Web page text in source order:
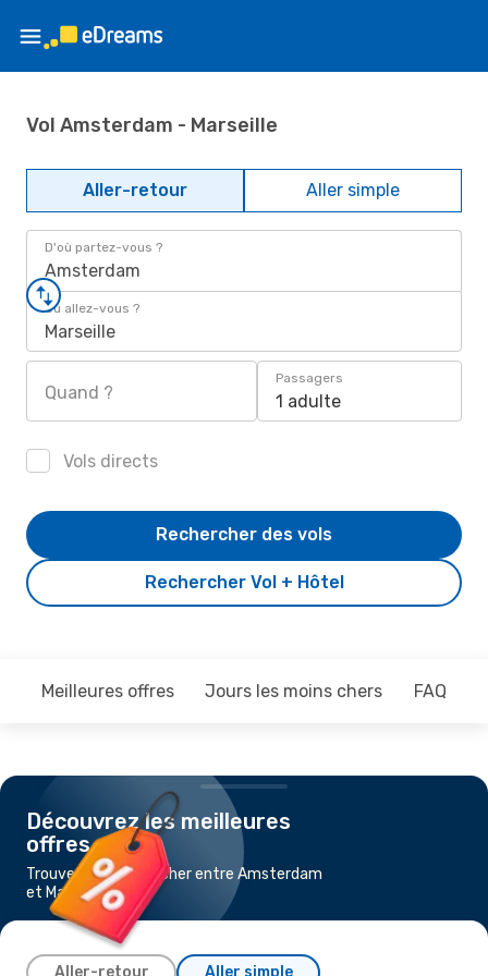
Vol Amsterdam - Marseille
Aller-retour Aller simple
D'où partez-vous ?
Amsterdam
Où allez-vous ?
Marseille
Quand ?
Passagers
1 adulte
Vols directs
Rechercher Vol + Hôtel
Rechercher des vols
Meilleures offres Jours les moins chers FAQ
Découvrez les meilleures
offres
Trouvez un vol pas cher entre Amsterdam
et Marseille
Aller-retour Aller simple